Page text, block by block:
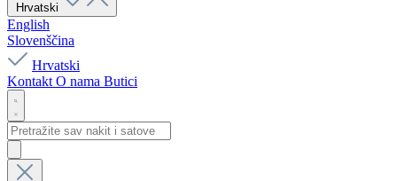
Hrvatski
English
Slovenščina
Hrvatski
Kontakt O nama Butici